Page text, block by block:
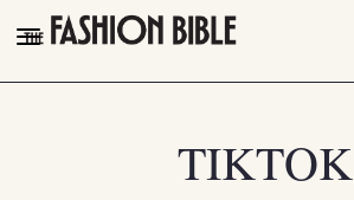
THE FASHION BIBLE
TIKTOK